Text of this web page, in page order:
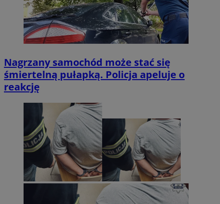
Nagrzany samochód może stać się
śmiertelną pułapką. Policja apeluje o
reakcję